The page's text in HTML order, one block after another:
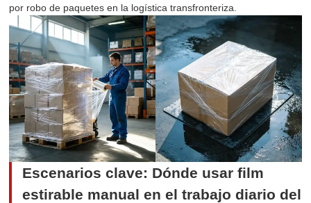
por robo de paquetes en la logística transfronteriza.
Escenarios clave: Dónde usar film
estirable manual en el trabajo diario del